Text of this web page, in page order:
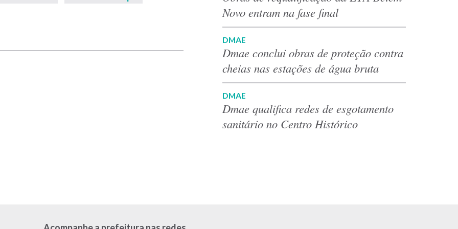
Novo entram na fase final
DMAE
Dmae conclui obras de proteção contra
cheias nas estações de água bruta
DMAE
Dmae qualifica redes de esgotamento
sanitário no Centro Histórico